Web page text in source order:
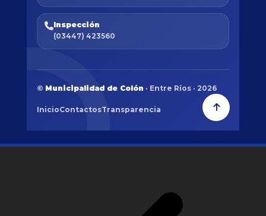
Inspección
(03447) 423560
© Municipalidad de Colón · Entre Ríos · 2026
InicioContactosTransparencia